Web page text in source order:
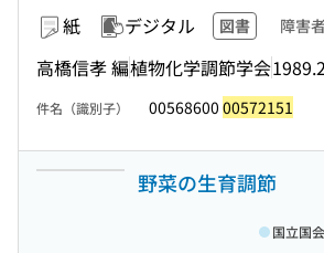
紙 デジタル 図書 障害
高橋信孝 編植物化学調節学会1989.2
件名（識別子） 00568600 00572151
野菜の生育調節
国立国